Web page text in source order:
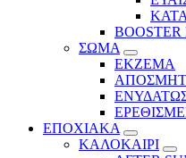
ΣΩΜΑ
ΕΚΖΕΜΑ
ΕΠΟΧΙΑΚΑ
ΚΑΛΟΚΑΙΡΙ